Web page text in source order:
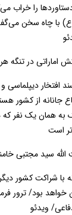
را خراب
(ع) با چاه سخن
اماراتی در تنگه
سند افتخار
جانانه از
به همان یک نفر که
است
سید مجتبی
با شراکت کشور
بود/ ترور
ویدئو